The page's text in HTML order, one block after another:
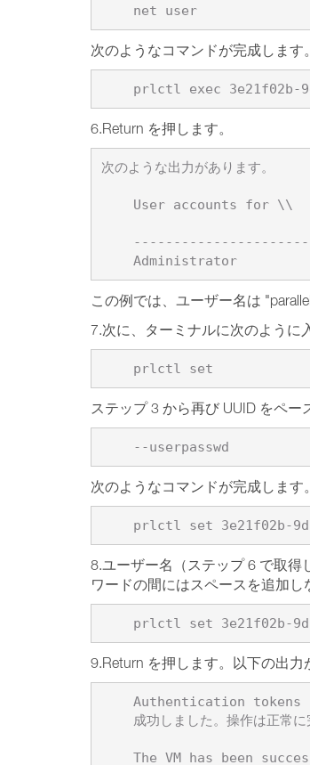
    net user
次のようなコマンドが完成します。
6.Return を押します。
次のような出力があります。
この例では、ユーザー名は
7.次に、ターミナルに次のように
ステップ 3 から再び UUID をペー
次のようなコマンドが完成します。
8.ユーザー名（ステップ 6 で取得
ワードの間にはスペースを追加し
9.Return を押します。以下の出力